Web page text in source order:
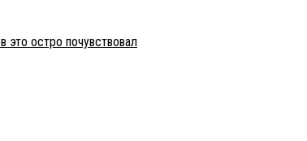
это остро почувствовал